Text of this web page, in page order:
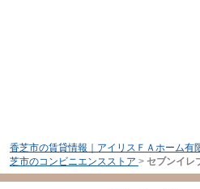
香芝市の賃貸情報｜アイリスＦＡホーム有
芝市のコンビニエンスストア > セブンイレ